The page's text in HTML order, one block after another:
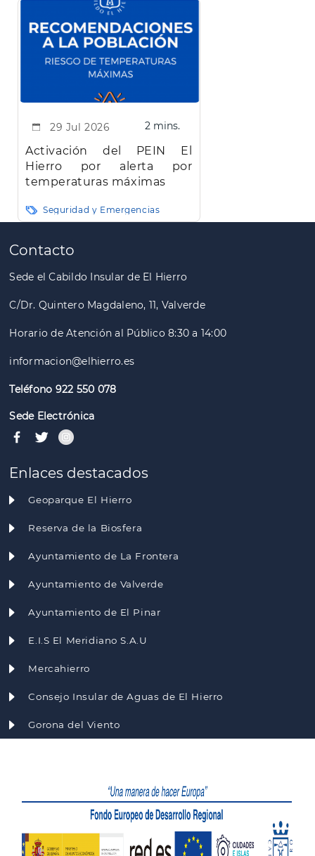
29 Jul 2026 2 mins.
Activación del PEIN El
Hierro por alerta por
temperaturas máximas
Seguridad y Emergencias
Paginación
Contacto
Sede el Cabildo Insular de El Hierro
C/Dr. Quintero Magdaleno, 11, Valverde
Horario de Atención al Público 8:30 a 14:00
informacion@elhierro.es
Teléfono 922 550 078
Sede Electrónica
Enlaces destacados
Geoparque El Hierro
Reserva de la Biosfera
Ayuntamiento de La Frontera
Ayuntamiento de Valverde
Ayuntamiento de El Pinar
E.I.S El Meridiano S.A.U
Mercahierro
Consejo Insular de Aguas de El Hierro
Gorona del Viento